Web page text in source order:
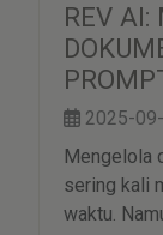
REV AI:
2025-
Mengelola
sering kali
waktu.